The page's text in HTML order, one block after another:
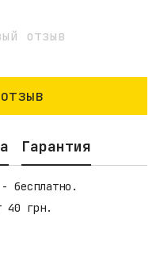
отзыв
Гарантия
бесплатно.
40 грн.